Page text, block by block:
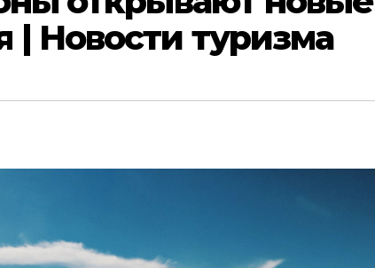
| Новости туризма